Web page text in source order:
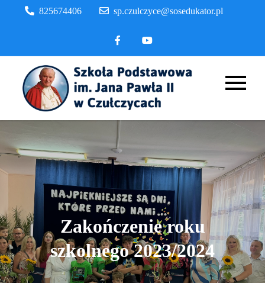
825674406 sp.czulczyce@sosedukator.pl
Pawła II
Zakończenie roku
szkolnego 2023/2024